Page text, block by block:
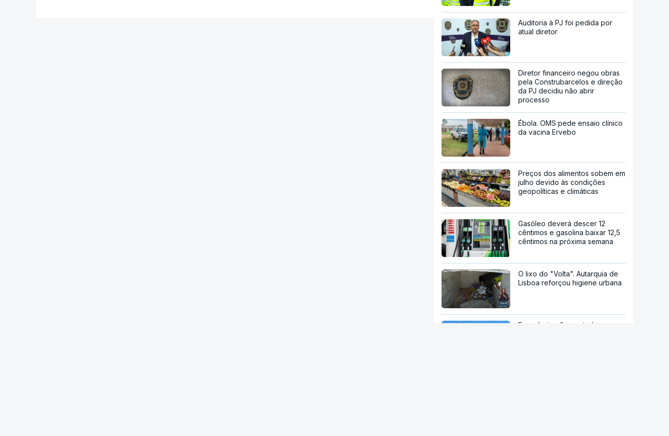
Auditoria à PJ foi pedida por
atual diretor
Diretor financeiro negou obras
pela Construbarcelos e direção
da PJ decidiu não abrir
processo
Ébola. OMS pede ensaio clínico
da vacina Ervebo
Preços dos alimentos sobem em
julho devido às condições
geopolíticas e climáticas
Gasóleo deverá descer 12
cêntimos e gasolina baixar 12,5
cêntimos na próxima semana
O lixo do "Volta". Autarquia de
Lisboa reforçou higiene urbana
Espanha impõe controlos